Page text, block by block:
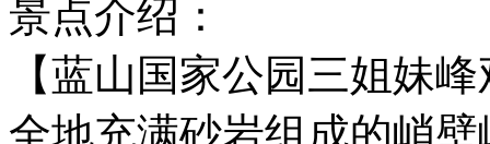
景点介绍：
【蓝山国家公园三姐妹
全地充满砂岩组成的峭